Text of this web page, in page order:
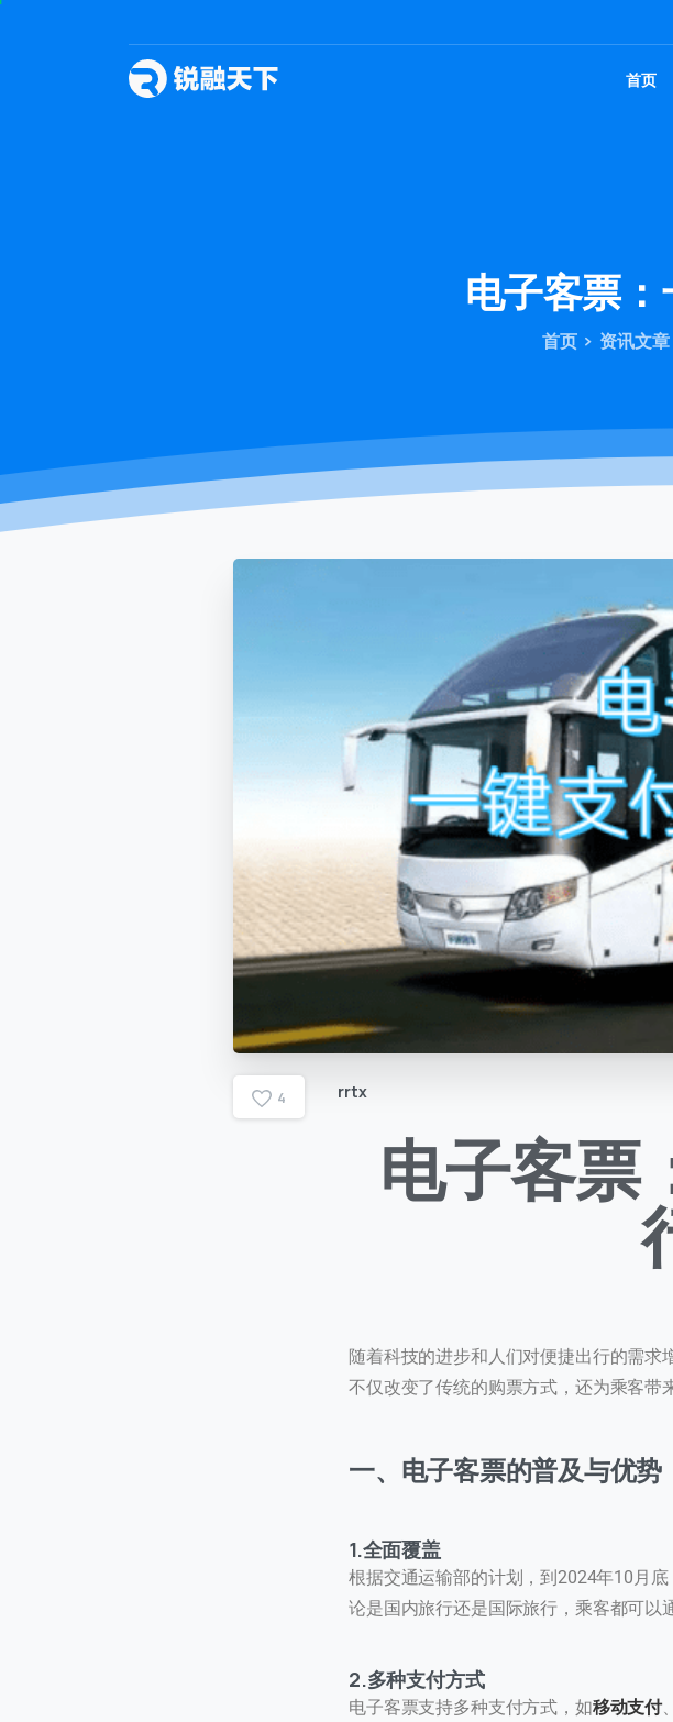
首页
电子客票
首页 资讯文章
4 rrtx
电子客票
随着科技的进步和人们对便捷出行的需
不仅改变了传统的购票方式，还为乘客带
一、电子客票的普及与优势
1.全面覆盖
根据交通运输部的计划，到2024年10月
论是国内旅行还是国际旅行，乘客都可以
2.多种支付方式
电子客票支持多种支付方式，如移动支付